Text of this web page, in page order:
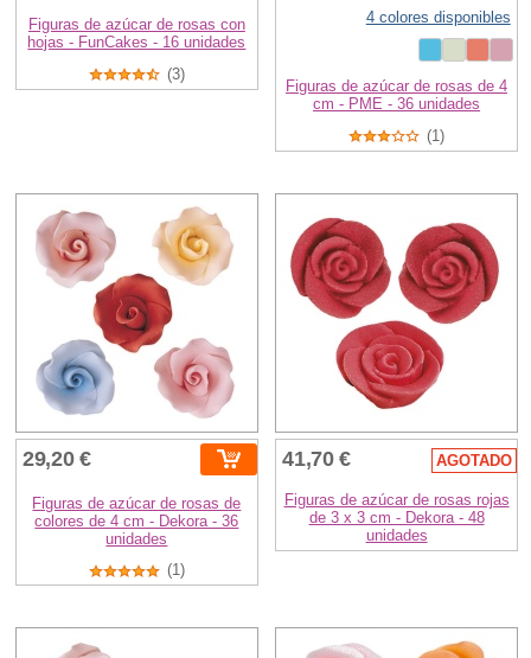
Figuras de azúcar de rosas con
hojas - FunCakes - 16 unidades
(3)
4 colores disponibles
Figuras de azúcar de rosas de 4
cm - PME - 36 unidades
(1)
29,20 €
Figuras de azúcar de rosas de
colores de 4 cm - Dekora - 36
unidades
(1)
41,70 € AGOTADO
Figuras de azúcar de rosas rojas
de 3 x 3 cm - Dekora - 48
unidades